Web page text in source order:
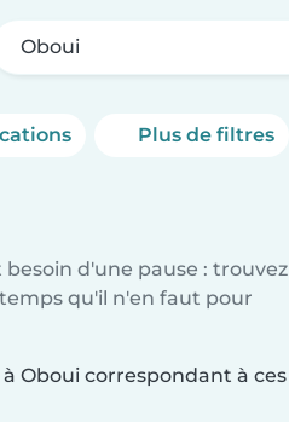
Oboui
Plus de filtres
d'une pause : trouvez
qu'il n'en faut pour
Oboui correspondant à ces